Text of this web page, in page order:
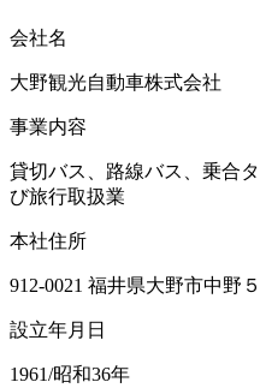
会社名
大野観光自動車株式会社
事業内容
貸切バス、路線バス、乗合
び旅行取扱業
本社住所
912-0021 福井県大野市中野
設立年月日
1961/昭和36年